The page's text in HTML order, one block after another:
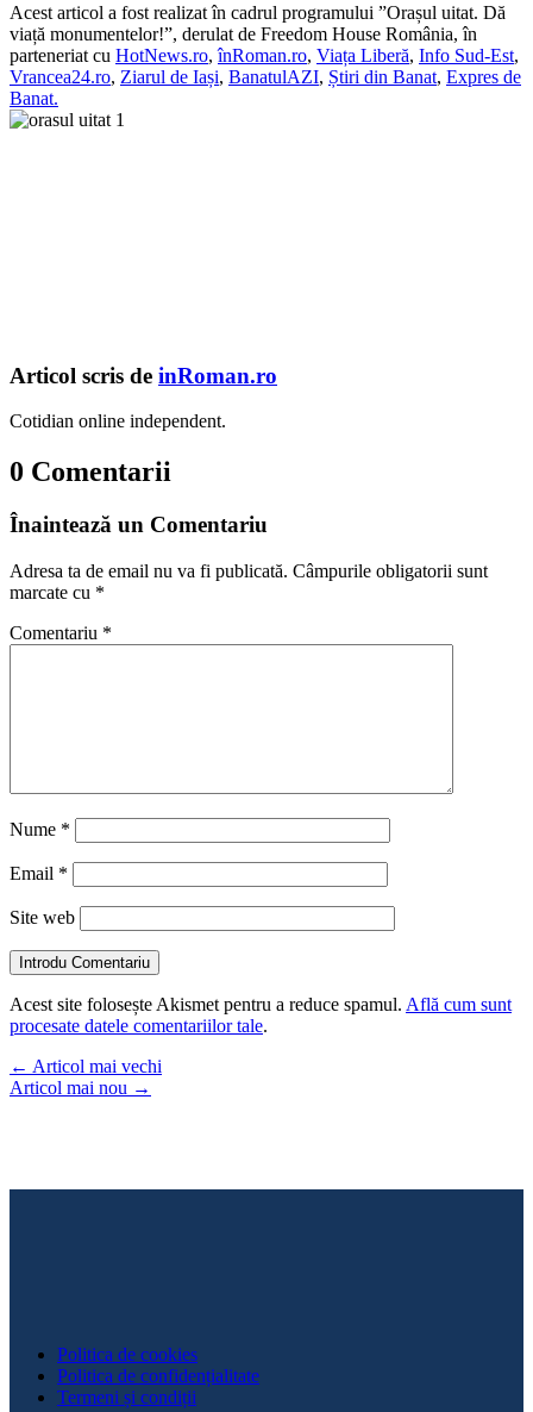
Acest articol a fost realizat în cadrul programului ”Orașul uitat. Dă
viață monumentelor!”, derulat de Freedom House România, în
parteneriat cu HotNews.ro,înRoman.ro, Viața Liberă, Info Sud-Est,
Vrancea24.ro, Ziarul de Iași, BanatulAZI, Știri din Banat, Expres de
Banat.
Articol scris de inRoman.ro
Cotidian online independent.
0 Comentarii
Înaintează un Comentariu
Adresa ta de email nu va fi publicată. Câmpurile obligatorii sunt
marcate cu *
Comentariu *
Nume *
Email *
Site web
Introdu Comentariu
Acest site folosește Akismet pentru a reduce spamul. Află cum sunt
procesate datele comentariilor tale.
← Articol mai vechi
Articol mai nou →
Politica de cookies
Politica de confidențialitate
Termeni și condiții